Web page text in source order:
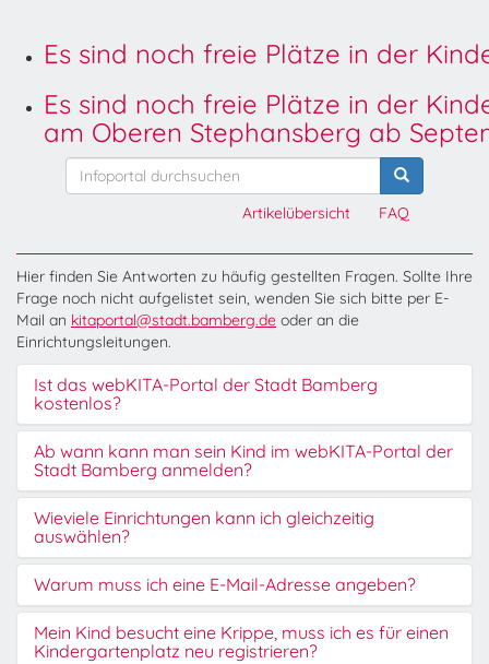
Es sind noch freie Plätze in der
Es sind noch freie Plätze in der
am Oberen Stephansberg ab
FAQ
Artikelübersicht
Hier finden Sie Antworten zu häufig gestellten Fragen. Sollte Ihre
Frage noch nicht aufgelistet sein, wenden Sie sich bitte per E-
Mail an kitaportal@stadt.bamberg.de oder an die
Einrichtungsleitungen.
Ist das webKITA-Portal der Stadt Bamberg
kostenlos?
Ab wann kann man sein Kind im webKITA-Portal der
Stadt Bamberg anmelden?
Wieviele Einrichtungen kann ich gleichzeitig
auswählen?
Warum muss ich eine E-Mail-Adresse angeben?
Mein Kind besucht eine Krippe, muss ich es für einen
Kindergartenplatz neu registrieren?